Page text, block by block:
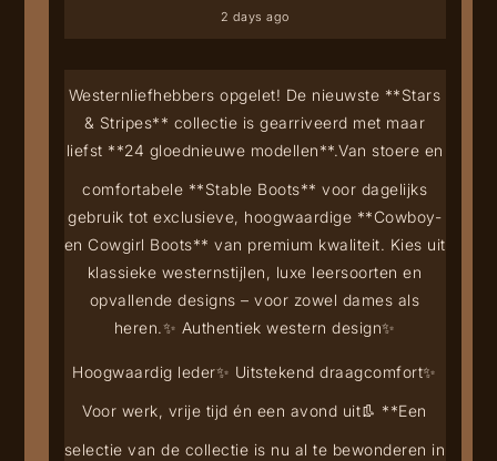
2 days ago
Westernliefhebbers opgelet! De nieuwste **Stars
& Stripes** collectie is gearriveerd met maar
liefst **24 gloednieuwe modellen**.Van stoere en
comfortabele **Stable Boots** voor dagelijks
gebruik tot exclusieve, hoogwaardige **Cowboy-
en Cowgirl Boots** van premium kwaliteit. Kies uit
klassieke westernstijlen, luxe leersoorten en
opvallende designs – voor zowel dames als
heren.✨ Authentiek western design✨
Hoogwaardig leder✨ Uitstekend draagcomfort✨
Voor werk, vrije tijd én een avond uit👢 **Een
selectie van de collectie is nu al te bewonderen in